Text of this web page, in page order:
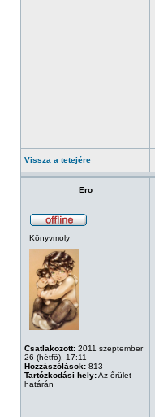
Vissza a tetejére
Ero
Könyvmoly
Csatlakozott: 2011 szeptember
26 (hétfő), 17:11
Hozzászólások: 813
Tartózkodási hely:Az őrület
határán